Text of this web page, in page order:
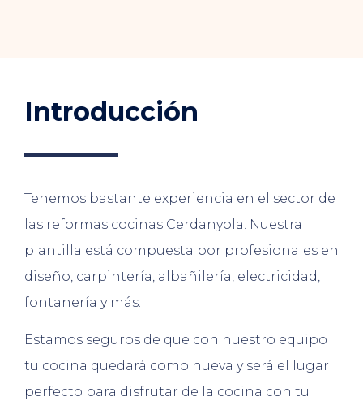
Introducción
Tenemos bastante experiencia en el sector de
las reformas cocinas Cerdanyola. Nuestra
plantilla está compuesta por profesionales en
diseño, carpintería, albañilería, electricidad,
fontanería y más.
Estamos seguros de que con nuestro equipo
tu cocina quedará como nueva y será el lugar
perfecto para disfrutar de la cocina con tu